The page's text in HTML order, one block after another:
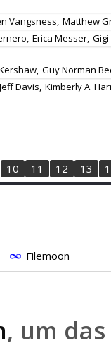
Vangsness, Matthew
Erica Messer,
Guy Norman
Jeff Davis, Kimberly A.
10 11 12 13
Filemoon
, um